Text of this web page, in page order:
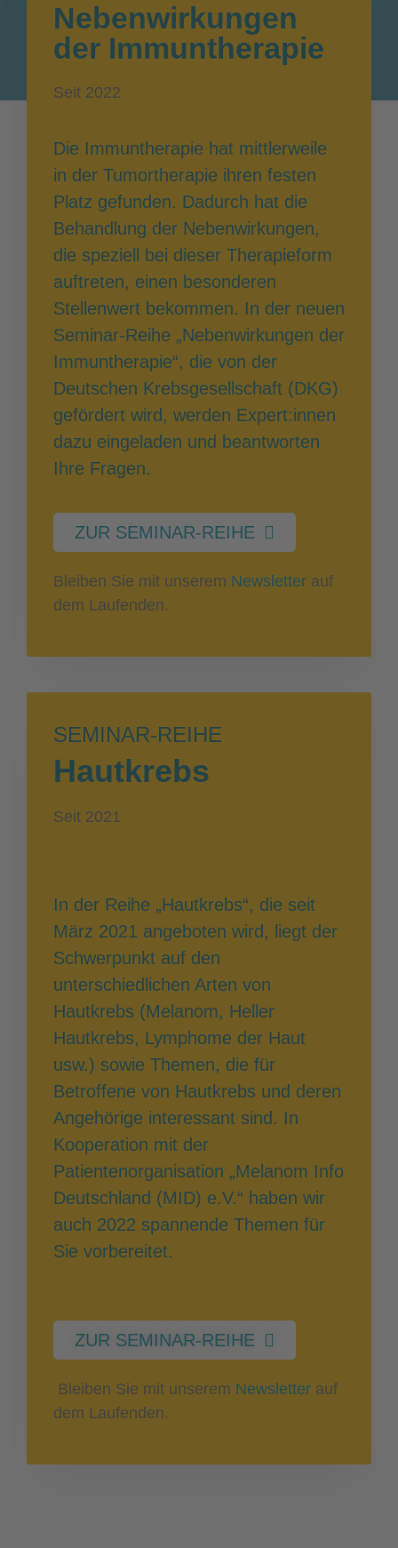
Nebenwirkungen
der Immuntherapie
Seit 2022
Die Immuntherapie hat mittlerweile
in der Tumortherapie ihren festen
Platz gefunden. Dadurch hat die
Behandlung der Nebenwirkungen,
die speziell bei dieser Therapieform
auftreten, einen besonderen
Stellenwert bekommen. In der neuen
Seminar-Reihe „Nebenwirkungen der
Immuntherapie“, die von der
Deutschen Krebsgesellschaft (DKG)
gefördert wird, werden Expert:innen
dazu eingeladen und beantworten
Ihre Fragen.
ZUR SEMINAR-REIHE
Bleiben Sie mit unserem Newsletter auf
dem Laufenden.
SEMINAR-REIHE
Hautkrebs
Seit 2021
In der Reihe „Hautkrebs“, die seit
März 2021 angeboten wird, liegt der
Schwerpunkt auf den
unterschiedlichen Arten von
Hautkrebs (Melanom, Heller
Hautkrebs, Lymphome der Haut
usw.) sowie Themen, die für
Betroffene von Hautkrebs und deren
Angehörige interessant sind. In
Kooperation mit der
Patientenorganisation „Melanom Info
Deutschland (MID) e.V.“ haben wir
auch 2022 spannende Themen für
Sie vorbereitet.
ZUR SEMINAR-REIHE
Bleiben Sie mit unserem Newsletter auf
dem Laufenden.